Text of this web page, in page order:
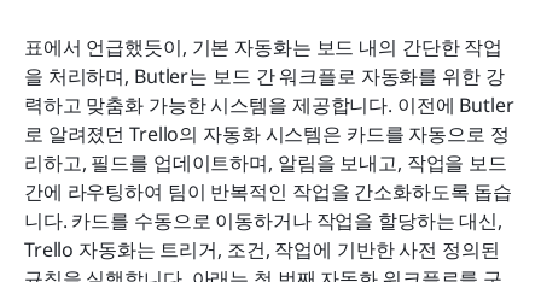
표에서 언급했듯이, 기본 자동화는 보드 내의 간단한 작업
을 처리하며, Butler는 보드 간 워크플로 자동화를 위한 강
력하고 맞춤화 가능한 시스템을 제공합니다. 이전에 Butler
로 알려졌던 Trello의 자동화 시스템은 카드를 자동으로 정
리하고, 필드를 업데이트하며, 알림을 보내고, 작업을 보드
간에 라우팅하여 팀이 반복적인 작업을 간소화하도록 돕습
니다. 카드를 수동으로 이동하거나 작업을 할당하는 대신,
Trello 자동화는 트리거, 조건, 작업에 기반한 사전 정의된